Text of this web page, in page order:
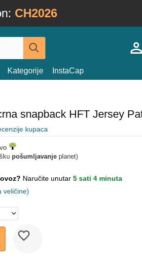
CH2026
Kategorije InstaCap
snapback HFT Jersey
kupaca
pošumljavanje planet)
Naručite unutar 5 sati 4 minuta
veličine)